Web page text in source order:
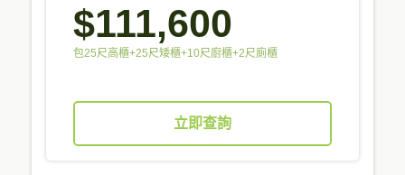
$111,600
包25尺高櫃+25尺矮櫃+10尺廚櫃+2尺廁櫃
立即查詢